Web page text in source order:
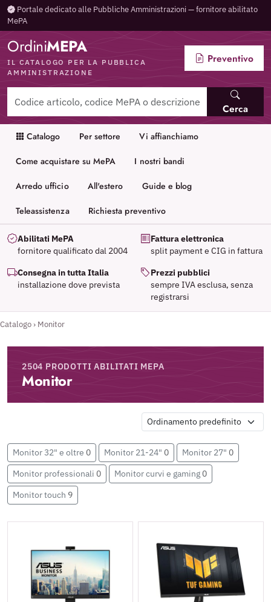
Portale dedicato alle Pubbliche Amministrazioni — fornitore abilitato
MePA
OrdiniMEPA
IL CATALOGO PER LA PUBBLICA
AMMINISTRAZIONE
Cerca
Preventivo
Catalogo Per settore Vi affianchiamo
Come acquistare su MePA I nostri bandi
Arredo ufficio All'estero Guide e blog
Teleassistenza Richiesta preventivo
Abilitati MePA
fornitore qualificato dal 2004
Fattura elettronica
split payment e CIG in fattura
Consegna in tutta Italia
installazione dove prevista
Prezzi pubblici
sempre IVA esclusa, senza
registrarsi
Catalogo› Monitor
2504 PRODOTTI ABILITATI MEPA
Monitor
Monitor 32" e oltre 0 Monitor 21-24" 0 Monitor 27" 0
Monitor professionali 0 Monitor curvi e gaming 0
Monitor touch 9